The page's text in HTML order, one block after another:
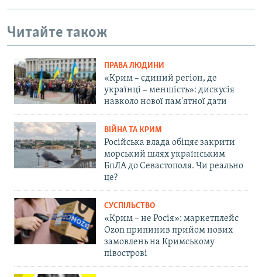
Читайте також
ПРАВА ЛЮДИНИ
«Крим – єдиний регіон, де
українці – меншість»: дискусія
навколо нової пам'ятної дати
ВІЙНА ТА КРИМ
Російська влада обіцяє закрити
морський шлях українським
БпЛА до Севастополя. Чи реально
це?
СУСПІЛЬСТВО
«Крим – не Росія»: маркетплейс
Ozon припинив прийом нових
замовлень на Кримському
півострові